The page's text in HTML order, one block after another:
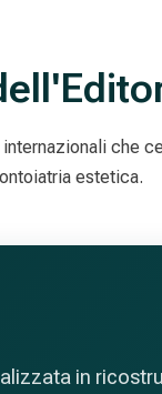
che
estetica.
in